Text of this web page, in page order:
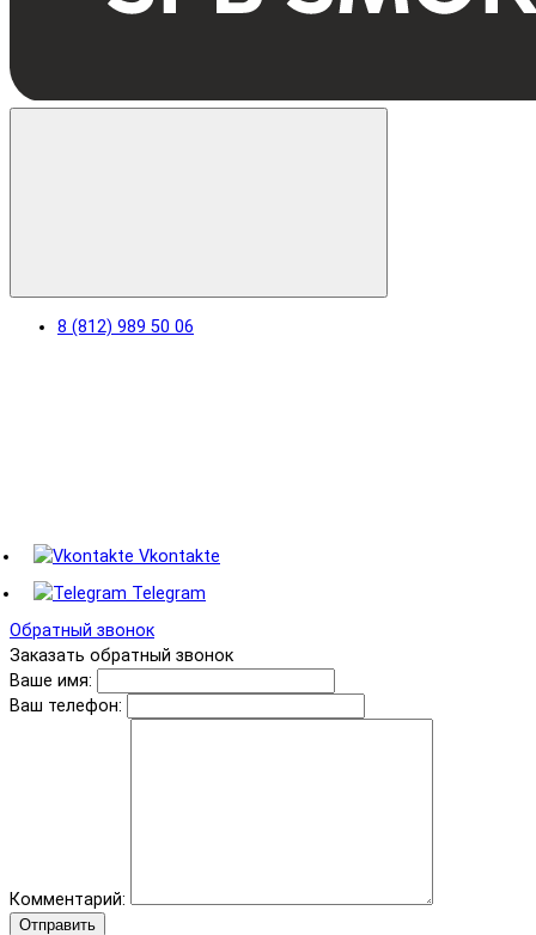
8 (812) 989 50 06
Vkontakte
Telegram
Обратный звонок
Заказать обратный звонок
Ваше имя:
Ваш телефон:
Комментарий:
Отправить